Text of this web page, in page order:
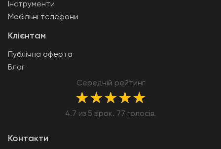
Контакти
Клієнтам
Публічна оферта
Блог
Середній рейтинг
★★★★★
4.7 из 5 зірок. 77 голосів.
Інструменти
Мобільні телефони